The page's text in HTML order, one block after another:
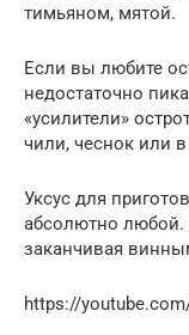
тимьяном, мятой.
Если вы любите
недостаточно
«усилители»
чили, чеснок или
Уксус для
абсолютно любой.
заканчивая
https://